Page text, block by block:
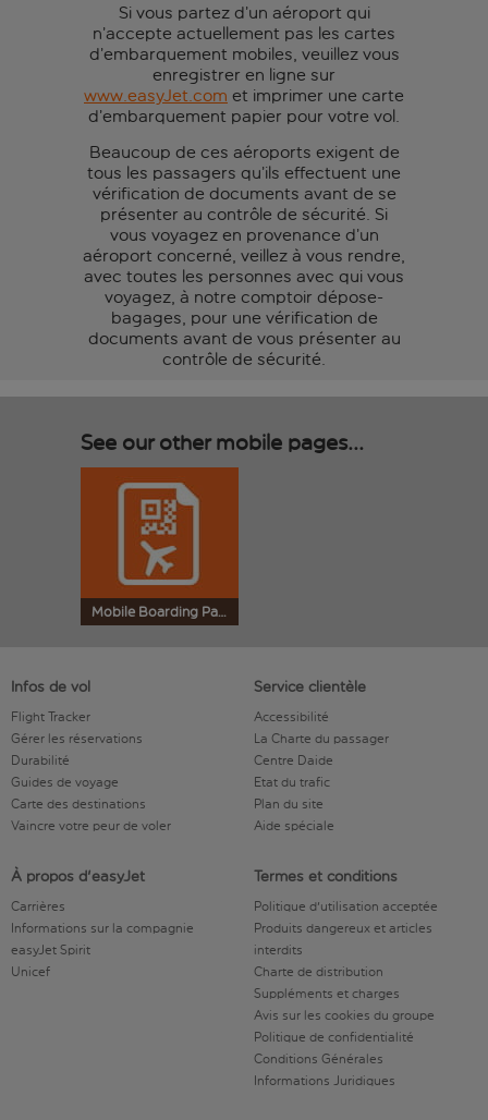
Si vous partez d’un aéroport qui
n’accepte actuellement pas les cartes
d’embarquement mobiles, veuillez vous
enregistrer en ligne sur
www.easyJet.com et imprimer une carte
d’embarquement papier pour votre vol.
Beaucoup de ces aéroports exigent de
tous les passagers qu’ils effectuent une
vérification de documents avant de se
présenter au contrôle de sécurité. Si
vous voyagez en provenance d’un
aéroport concerné, veillez à vous rendre,
avec toutes les personnes avec qui vous
voyagez, à notre comptoir dépose-
bagages, pour une vérification de
documents avant de vous présenter au
contrôle de sécurité.
See our other mobile pages...
Mobile Boarding Pass
Infos de vol
Flight Tracker
Gérer les réservations
Durabilité
Guides de voyage
Carte des destinations
Vaincre votre peur de voler
Service clientèle
Accessibilité
La Charte du passager
Centre Daide
Etat du trafic
Plan du site
Aide spéciale
À propos d'easyJet
Carrières
Informations sur la compagnie
easyJet Spirit
Unicef
Termes et conditions
Politique d'utilisation acceptée
Produits dangereux et articles
interdits
Charte de distribution
Suppléments et charges
Avis sur les cookies du groupe
Politique de confidentialité
Conditions Générales
Informations Juridiques